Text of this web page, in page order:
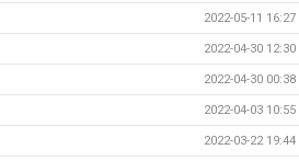
2022-05-11 16:27
2022-04-30 12:30
2022-04-30 00:38
2022-04-03 10:55
2022-03-22 19:44